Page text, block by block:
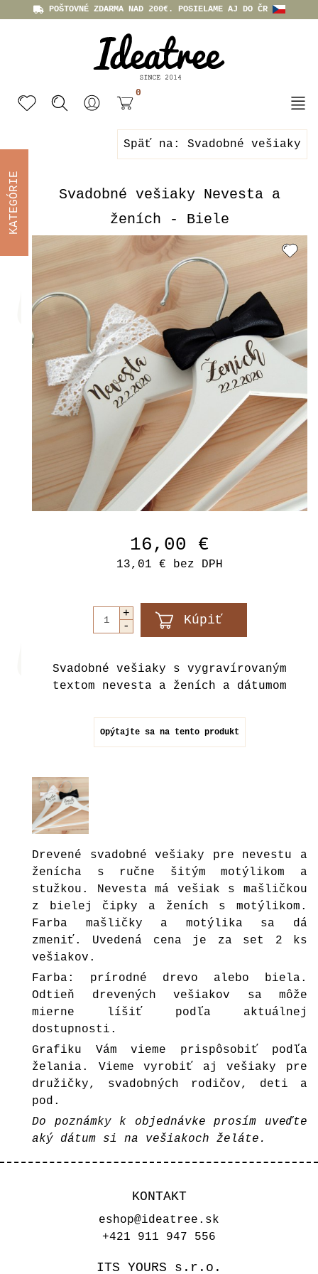
POŠTOVNÉ ZDARMA NAD 200€. POSIELAME AJ DO ČR
0
Späť na: Svadobné vešiaky
Svadobné vešiaky Nevesta a
ženích - Biele
16,00 €
13,01 € bez DPH
Svadobné vešiaky s vygravírovaným
textom nevesta a ženích a dátumom
Opýtajte sa na tento produkt
Drevené svadobné vešiaky pre nevestu a
ženícha s ručne šitým motýlikom a
stužkou. Nevesta má vešiak s mašličkou
z bielej čipky a ženích s motýlikom.
Farba mašličky a motýlika sa dá
zmeniť. Uvedená cena je za set 2 ks
vešiakov.
Farba: prírodné drevo alebo biela.
Odtieň drevených vešiakov sa môže
mierne líšiť podľa aktuálnej
dostupnosti.
Grafiku Vám vieme prispôsobiť podľa
želania. Vieme vyrobiť aj vešiaky pre
družičky, svadobných rodičov, deti a
pod.
Do poznámky k objednávke prosím uveďte
aký dátum si na vešiakoch želáte.
KONTAKT
eshop@ideatree.sk
+421 911 947 556
ITS YOURS s.r.o.
KATEGÓRIE